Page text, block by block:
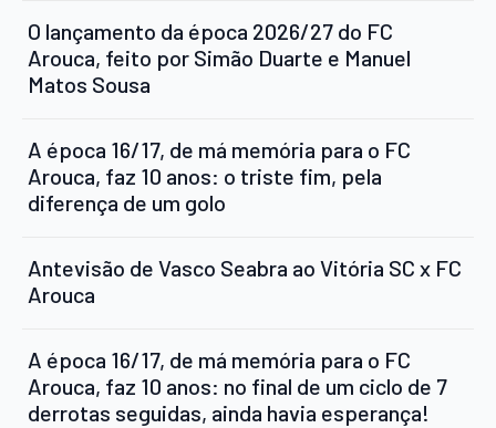
O lançamento da época 2026/27 do FC
Arouca, feito por Simão Duarte e Manuel
Matos Sousa
A época 16/17, de má memória para o FC
Arouca, faz 10 anos: o triste fim, pela
diferença de um golo
Antevisão de Vasco Seabra ao Vitória SC x FC
Arouca
A época 16/17, de má memória para o FC
Arouca, faz 10 anos: no final de um ciclo de 7
derrotas seguidas, ainda havia esperança!